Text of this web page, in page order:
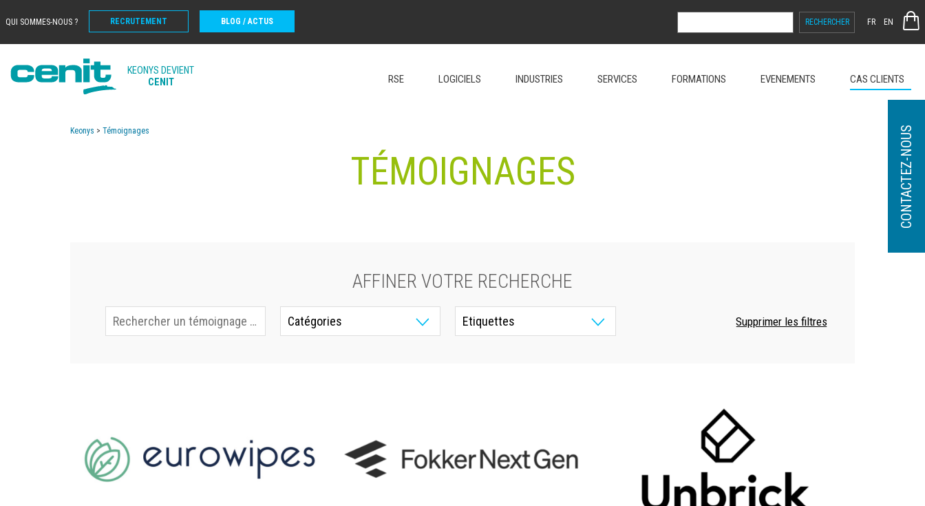
QUI SOMMES-NOUS ? RECRUTEMENT BLOG / ACTUS
RECHERCHER :
FR EN
KEONYS DEVIENT
CENIT
RSE LOGICIELS INDUSTRIES SERVICES FORMATIONS EVENEMENTS CAS CLIENTS
CONTACTEZ-NOUS
Keonys > Témoignages
TÉMOIGNAGES
AFFINER VOTRE RECHERCHE